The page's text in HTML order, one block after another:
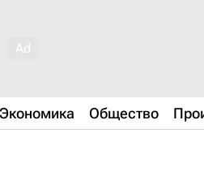
Экономика Общество